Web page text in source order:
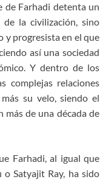
de Farhadi detenta un
la civilización, sino
y progresista en el que
así una sociedad
Y dentro de los
complejas relaciones
su velo, siendo el
de una década de
Farhadi, al igual que
Satyajit Ray, ha sido